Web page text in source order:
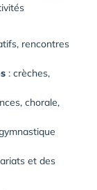
rencontres
: crèches,
chorale,
et des